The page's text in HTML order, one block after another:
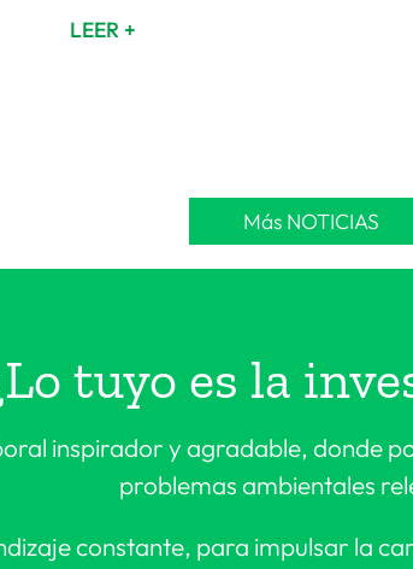
LEER +
Más NOTICIAS
tuyo es la
inspirador y agradable, donde
problemas ambientales
constante, para impulsar la